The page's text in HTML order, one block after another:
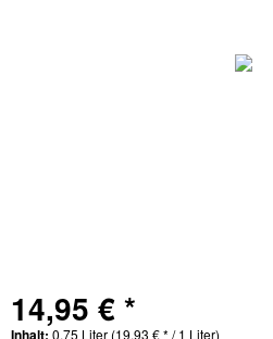
14,95 € *
Inhalt: 0.75 Liter (19,93 € * / 1 Liter)